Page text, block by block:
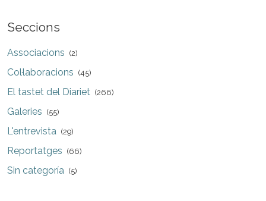
Seccions
Associacions (2)
Col·laboracions (45)
El tastet del Diariet (266)
Galeries (55)
L'entrevista (29)
Reportatges (66)
Sin categoría (5)